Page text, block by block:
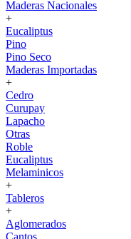
Maderas Nacionales
+
Eucaliptus
Pino
Pino Seco
Maderas Importadas
+
Cedro
Curupay
Lapacho
Otras
Roble
Eucaliptus
Melaminicos
+
Tableros
+
Aglomerados
Cantos